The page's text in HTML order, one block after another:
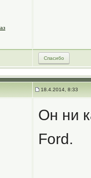
Спасибо
18.4.2014, 8:33
Он ни
Ford.